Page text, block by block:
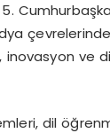
ve
dil